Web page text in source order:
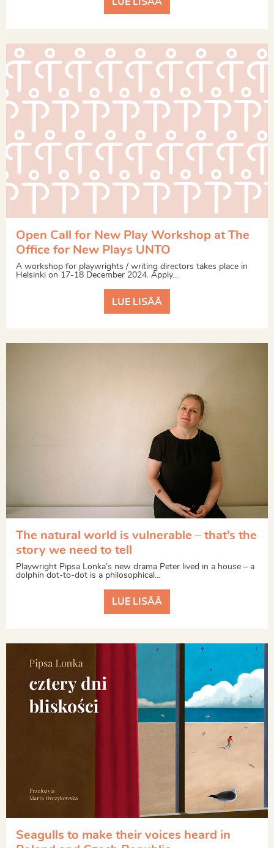
LUE LISÄÄ
Open Call for New Play Workshop at The
Office for New Plays UNTO
A workshop for playwrights / writing directors takes place in
Helsinki on 17-18 December 2024. Apply...
LUE LISÄÄ
The natural world is vulnerable – that’s the
story we need to tell
Playwright Pipsa Lonka’s new drama Peter lived in a house – a
dolphin dot-to-dot is a philosophical...
LUE LISÄÄ
Seagulls to make their voices heard in